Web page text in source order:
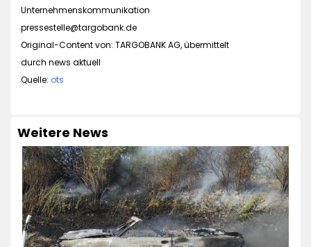
Unternehmenskommunikation
pressestelle@targobank.de
Original-Content von: TARGOBANK AG, übermittelt
durch news aktuell
Quelle: ots
Weitere News